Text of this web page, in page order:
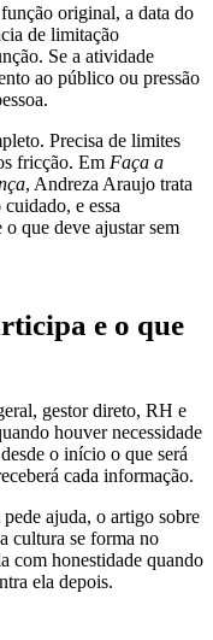
original, a data do
de limitação
Se a atividade
ao público ou pressão
Precisa de limites
fricção. Em Faça a
, Andreza Araujo trata
e essa
que deve ajustar sem
e o que
gestor direto, RH e
houver necessidade
o início o que será
cada informação.
ajuda, o artigo sobre
cultura se forma no
com honestidade quando
ela depois.